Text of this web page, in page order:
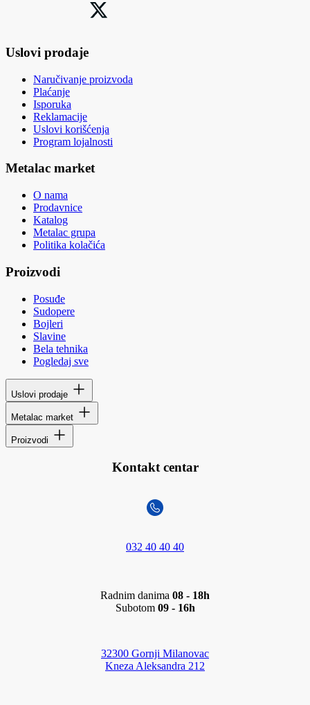
Uslovi prodaje
Naručivanje proizvoda
Plaćanje
Isporuka
Reklamacije
Uslovi korišćenja
Program lojalnosti
Metalac market
O nama
Prodavnice
Katalog
Metalac grupa
Politika kolačića
Proizvodi
Posuđe
Sudopere
Bojleri
Slavine
Bela tehnika
Pogledaj sve
Uslovi prodaje
Metalac market
Proizvodi
Kontakt centar
032 40 40 40
Radnim danima 08 - 18h
Subotom 09 - 16h
32300 Gornji Milanovac
Kneza Aleksandra 212